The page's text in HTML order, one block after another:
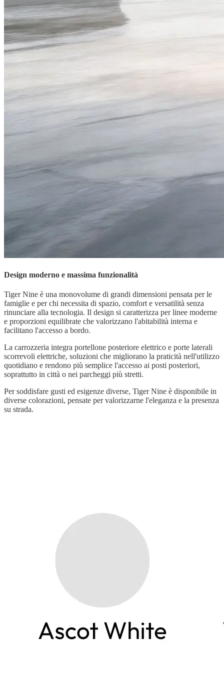
Design moderno e massima funzionalità
Tiger Nine è una monovolume di grandi dimensioni pensata per le
famiglie e per chi necessita di spazio, comfort e versatilità senza
rinunciare alla tecnologia. Il design si caratterizza per linee moderne
e proporzioni equilibrate che valorizzano l'abitabilità interna e
facilitano l'accesso a bordo.
La carrozzeria integra portellone posteriore elettrico e porte laterali
scorrevoli elettriche, soluzioni che migliorano la praticità nell'utilizzo
quotidiano e rendono più semplice l'accesso ai posti posteriori,
soprattutto in città o nei parcheggi più stretti.
Per soddisfare gusti ed esigenze diverse, Tiger Nine è disponibile in
diverse colorazioni, pensate per valorizzarne l'eleganza e la presenza
su strada.